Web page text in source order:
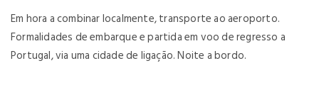
Em hora a combinar localmente, transporte ao aeroporto.
Formalidades de embarque e partida em voo de regresso a
Portugal, via uma cidade de ligação. Noite a bordo.